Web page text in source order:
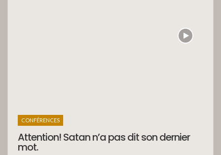
CONFÉRENCES
Attention! Satan n’a pas dit son dernier
mot.